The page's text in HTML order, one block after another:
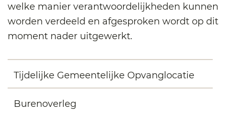
welke manier verantwoordelijkheden kunnen
worden verdeeld en afgesproken wordt op dit
moment nader uitgewerkt.
Tijdelijke Gemeentelijke Opvanglocatie
Burenoverleg